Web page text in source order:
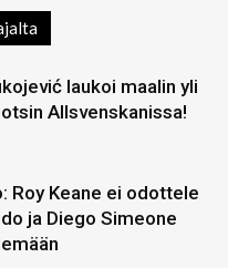
laukoi maalin yli
Allsvenskanissa!
Roy Keane ei odottele
ja Diego Simeone